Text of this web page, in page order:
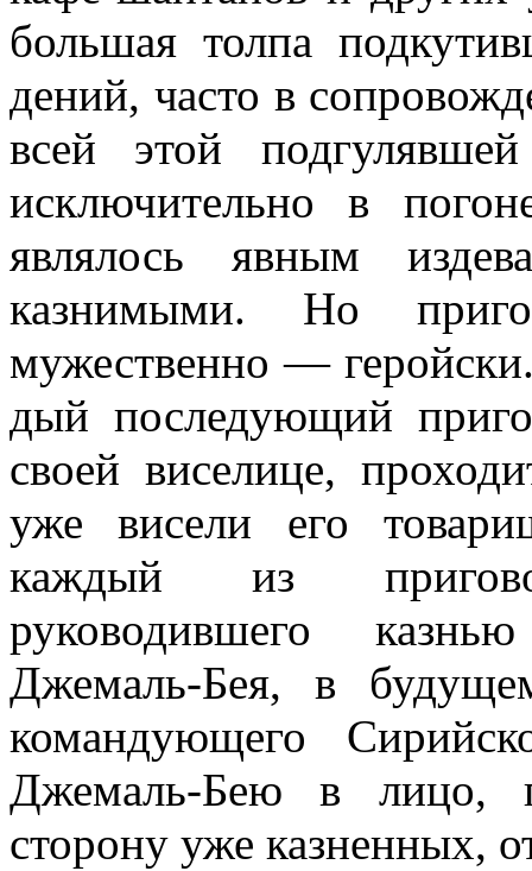
большая толпа
дений, часто в
всей этой
исключительно в
являлось явным
казнимыми. Но
мужествен­но —
дый последующий
своей виселице,
уже висели его
каждый из
руководившего
Джемаль-Бея, в
командующего
Джемаль-Бею в лицо,
сторону уже казненных,